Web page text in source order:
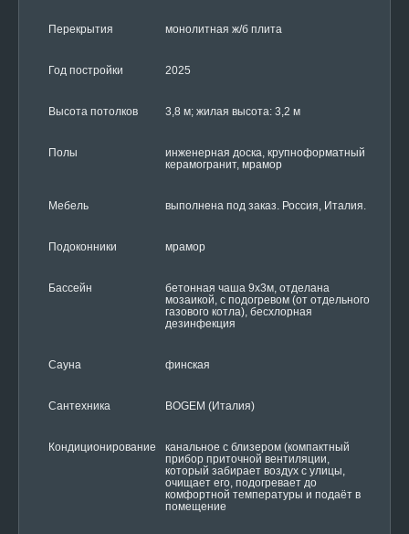
Перекрытия монолитная ж/б плита
Год постройки 2025
Высота потолков 3,8 м; жилая высота: 3,2 м
Полы
инженерная доска, крупноформатный
керамогранит, мрамор
Мебель выполнена под заказ. Россия, Италия.
Подоконники мрамор
Бассейн
бетонная чаша 9х3м, отделана
мозаикой, с подогревом (от отдельного
газового котла), бесхлорная
дезинфекция
Сауна финская
Сантехника BOGEM (Италия)
Кондиционирование
канальное с близером (компактный
прибор приточной вентиляции,
который забирает воздух с улицы,
очищает его, подогревает до
комфортной температуры и подаёт в
помещение